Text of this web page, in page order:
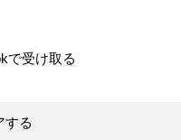
で受け取る
する